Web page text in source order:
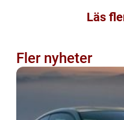
Läs
Fler nyheter